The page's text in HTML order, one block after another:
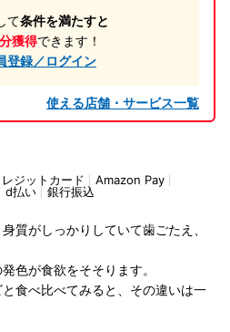
て条件を満たすと
獲得できます！
登録／ログイン
使える店舗・サービス一覧
レジットカード
Amazon Pay
d払い 銀行振込
質がしっかりしていて歯ごたえ、
色が食欲をそそります。
食べ比べてみると、その違いは一